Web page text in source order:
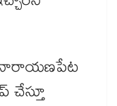
నారాయణపేట
చేస్తూ